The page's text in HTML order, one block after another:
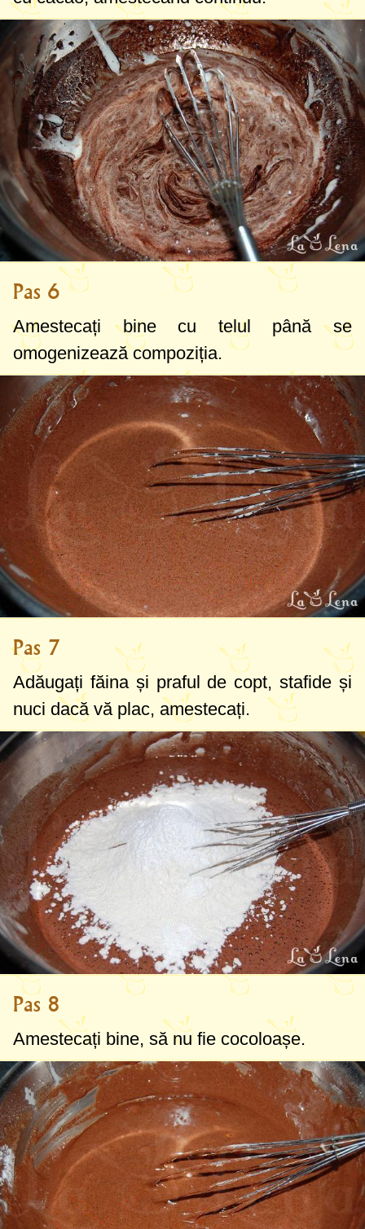
Pas 6
Amestecați bine cu telul până se
omogenizează compoziția.
Pas 7
Adăugați făina și praful de copt, stafide și
nuci dacă vă plac, amestecați.
Pas 8
Amestecați bine, să nu fie cocoloașe.